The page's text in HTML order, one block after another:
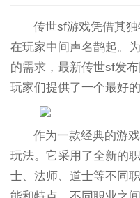
传世sf游戏凭借其
在玩家中间声名鹊起。
的需求，最新传世sf发
玩家们提供了一个最好
作为一款经典的游
玩法。它采用了全新的
士、法师、道士等不同